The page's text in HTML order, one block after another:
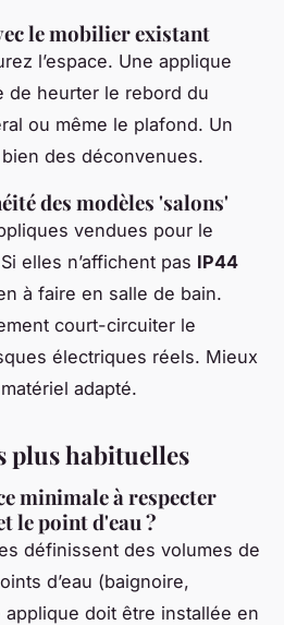
le mobilier existant
l’espace. Une applique
de heurter le rebord du
ou même le plafond. Un
des déconvenues.
des modèles 'salons'
vendues pour le
elles n’affichent pas IP44
à faire en salle de bain.
court-circuiter le
électriques réels. Mieux
adapté.
plus habituelles
minimale à respecter
le point d'eau ?
définissent des volumes de
d’eau (baignoire,
doit être installée en